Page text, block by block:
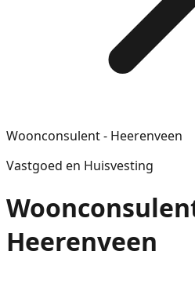
Woonconsulent - Heerenveen
Vastgoed en Huisvesting
Heerenveen